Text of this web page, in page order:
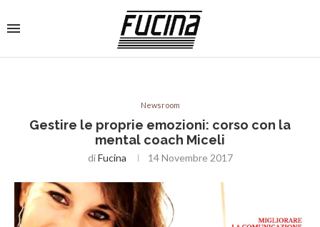
Newsroom
Gestire le proprie emozioni: corso con la
mental coach Miceli
diFucina 14 Novembre 2017